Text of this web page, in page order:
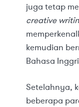
juga tetap
creative
kemudian
Bahasa
Setelahnya,
beberapa